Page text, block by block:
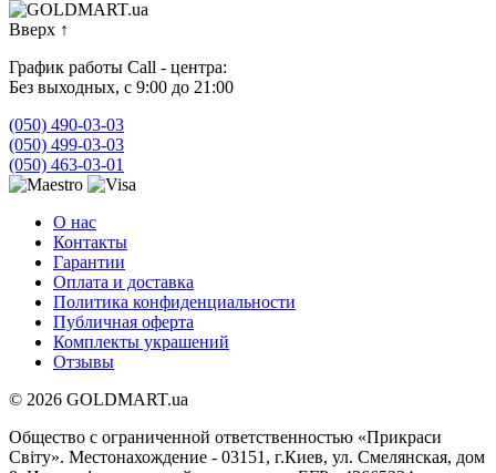
Вверх ↑
График работы Call - центра:
Без выходных, с 9:00 до 21:00
(050) 490-03-03
(050) 499-03-03
(050) 463-03-01
О нас
Контакты
Гарантии
Оплата и доставка
Политика конфиденциальности
Публичная оферта
Комплекты украшений
Отзывы
© 2026 GOLDMART.ua
Общество с ограниченной ответственностью «Прикраси
Світу». Местонахождение - 03151, г.Киев, ул. Смелянская, дом